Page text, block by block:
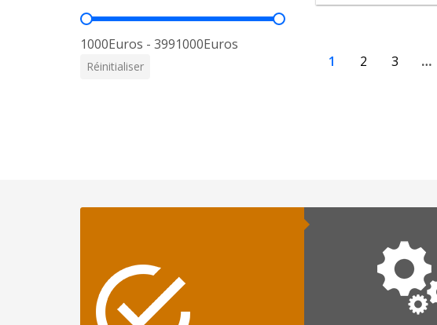
Prix
1000Euros - 3991000Euros
Réinitialiser 1 2 3 …